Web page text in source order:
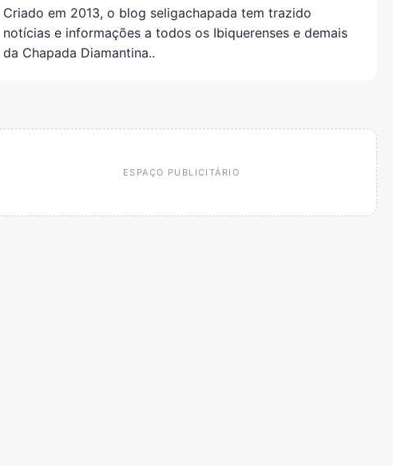
Criado em 2013, o blog seligachapada tem trazido
notícias e informações a todos os Ibiquerenses e demais
da Chapada Diamantina..
ESPAÇO PUBLICITÁRIO